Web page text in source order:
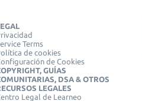
Terms
de cookies
de Cookies
GUÍAS
DSA & OTROS
LEGALES
Legal de Learneo